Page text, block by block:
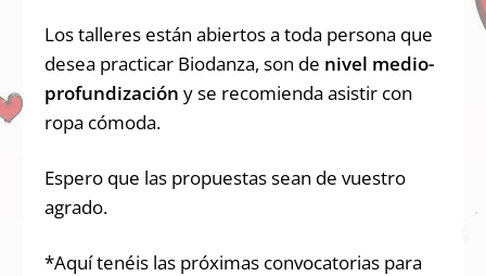
Los talleres están abiertos a toda persona que
desea practicar Biodanza, son de nivel medio-
profundización y se recomienda asistir con
ropa cómoda.
Espero que las propuestas sean de vuestro
agrado.
*Aquí tenéis las próximas convocatorias para